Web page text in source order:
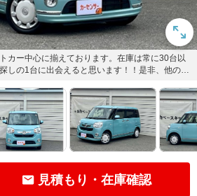
カー中心に揃えております。在庫は常に30台以
しの1台に出会えると思います！！是非、他のお
見積もり・在庫確認